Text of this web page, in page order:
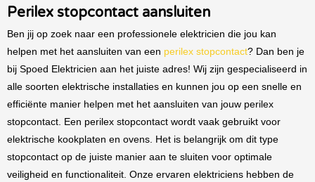
Perilex stopcontact aansluiten
Ben jij op zoek naar een professionele elektricien die jou kan
helpen met het aansluiten van een perilex stopcontact? Dan ben je
bij Spoed Elektricien aan het juiste adres! Wij zijn gespecialiseerd in
alle soorten elektrische installaties en kunnen jou op een snelle en
efficiënte manier helpen met het aansluiten van jouw perilex
stopcontact. Een perilex stopcontact wordt vaak gebruikt voor
elektrische kookplaten en ovens. Het is belangrijk om dit type
stopcontact op de juiste manier aan te sluiten voor optimale
veiligheid en functionaliteit. Onze ervaren elektriciens hebben de